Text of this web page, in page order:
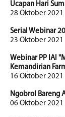
Ucapan Hari
28 Oktober 2021
Serial Webinar
23 Oktober 2021
Webinar PP IAI
Kemandirian
16 Oktober 2021
Ngobrol Bareng
06 Oktober 2021